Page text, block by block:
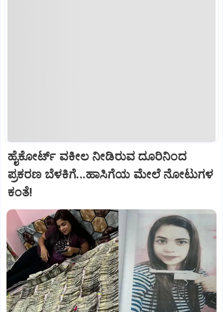
ಹೈಕೋರ್ಟ್‌ ವಕೀಲ ನೀಡಿರುವ ದೂರಿನಿಂದ
ಪ್ರಕರಣ ಬೆಳಕಿಗೆ...ಹಾಸಿಗೆಯ ಮೇಲೆ ನೋಟುಗಳ
ಕಂತೆ!